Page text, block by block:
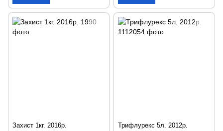
Захист 1кг. 2016р. Трифлурекс 5л. 2012р.